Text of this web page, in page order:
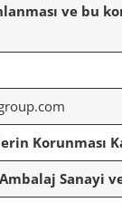
ve bu
Korunması
Ambalaj